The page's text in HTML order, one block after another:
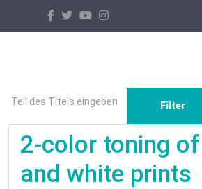
Teil des Titels eingeben
Filter
2-color toning
and white prints